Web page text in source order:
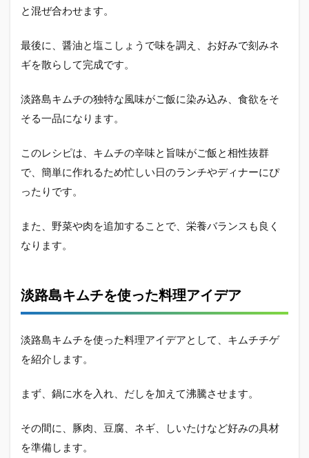
と混ぜ合わせます。
最後に、醤油と塩こしょうで味を調え、お好みで刻みネ
ギを散らして完成です。
淡路島キムチの独特な風味がご飯に染み込み、食欲をそ
そる一品になります。
このレシピは、キムチの辛味と旨味がご飯と相性抜群
で、簡単に作れるため忙しい日のランチやディナーにぴ
ったりです。
また、野菜や肉を追加することで、栄養バランスも良く
なります。
淡路島キムチを使った料理アイデア
淡路島キムチを使った料理アイデアとして、キムチチゲ
を紹介します。
まず、鍋に水を入れ、だしを加えて沸騰させます。
その間に、豚肉、豆腐、ネギ、しいたけなど好みの具材
を準備します。